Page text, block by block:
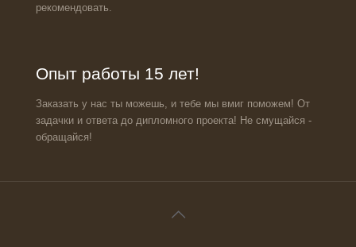
рекомендовать.
Опыт работы 15 лет!
Заказать у нас ты можешь, и тебе мы вмиг поможем! От
задачки и ответа до дипломного проекта! Не смущайся -
обращайся!